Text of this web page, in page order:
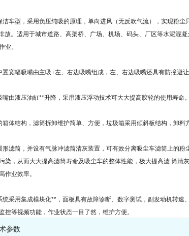
洁车型，采用负压纯吸的原理，单向进风（无反吹气流），实现粉尘
放。适用于城市道路、高架桥、广场、机场、码头、厂区等水泥混
业。
宽幅吸嘴由主吸+左、右边吸嘴组成，左、右边吸嘴还具有防撞避让
由液压油缸**升降，采用液压浮动技术可大大提高胶轮的使用寿命。
箱体结构，滤筒拆卸维护简单、方便，垃圾箱采用倾斜板结构，卸料
形滤筒，并设有气脉冲滤筒清灰装置，可有效分离吸尘车滤筒上的粉
染，从而大大提高滤筒寿命及吸尘车的整体性能，极大提高滤 筒清
作业效率。
统采用集成模块化**，面板具有故障诊断、数字测试，副发动机转速
控等视频功能，作业状态一目了然，维护方便。
参数